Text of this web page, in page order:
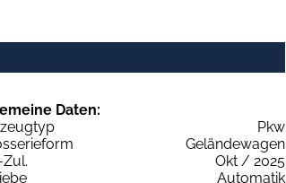
Daten:
Pkw
Geländewagen
Okt / 2025
Automatik